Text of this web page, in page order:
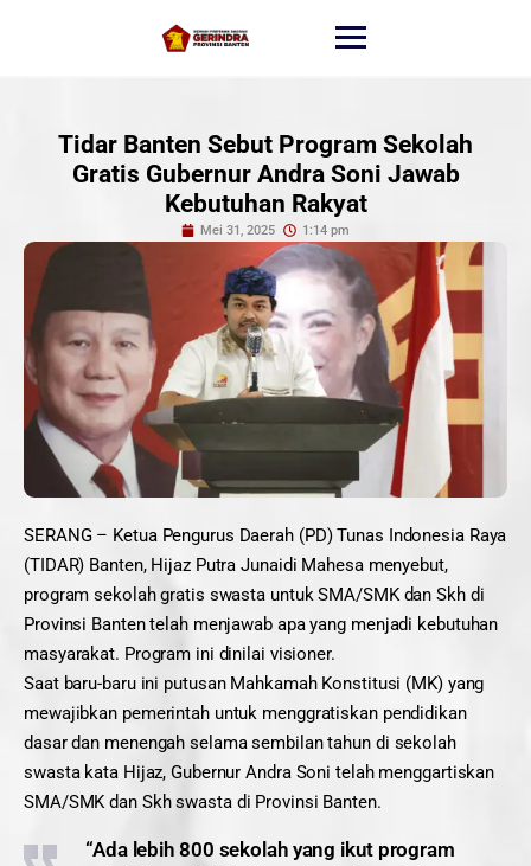
Tidar Banten Sebut Program Sekolah
Gratis Gubernur Andra Soni Jawab
Kebutuhan Rakyat
Mei 31, 2025 1:14 pm
SERANG – Ketua Pengurus Daerah (PD) Tunas Indonesia Raya
(TIDAR) Banten, Hijaz Putra Junaidi Mahesa menyebut,
program sekolah gratis swasta untuk SMA/SMK dan Skh di
Provinsi Banten telah menjawab apa yang menjadi kebutuhan
masyarakat. Program ini dinilai visioner.
Saat baru-baru ini putusan Mahkamah Konstitusi (MK) yang
mewajibkan pemerintah untuk menggratiskan pendidikan
dasar dan menengah selama sembilan tahun di sekolah
swasta kata Hijaz, Gubernur Andra Soni telah menggartiskan
SMA/SMK dan Skh swasta di Provinsi Banten.
“Ada lebih 800 sekolah yang ikut program